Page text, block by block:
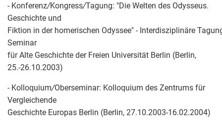
- Konferenz/Kongress/Tagung: "Die Welten des Odysseus.
Geschichte und
Fiktion in der homerischen Odyssee" - Interdisziplinäre
Seminar
für Alte Geschichte der Freien Universität Berlin (Berlin,
25.-26.10.2003)
- Kolloquium/Oberseminar: Kolloquium des Zentrums für
Vergleichende
Geschichte Europas Berlin (Berlin, 27.10.2003-16.02.2004)